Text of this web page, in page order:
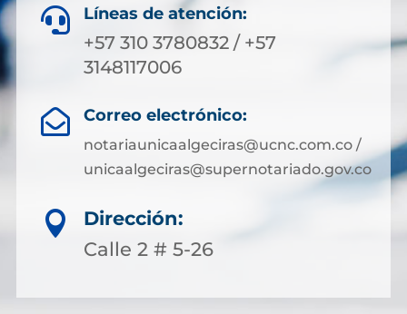
 Líneas de atención:
+57 310 3780832 / +57
3148117006
 Correo electrónico:
notariaunicaalgeciras@ucnc.com.co /
unicaalgeciras@supernotariado.gov.co

Dirección:
Calle 2 # 5-26